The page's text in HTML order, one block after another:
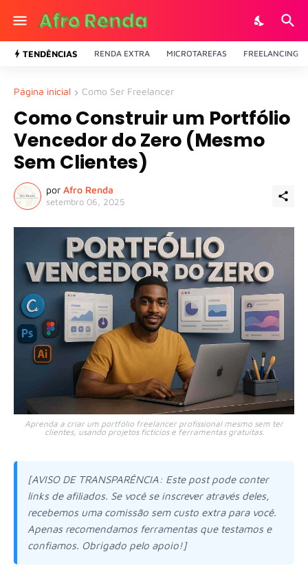
TENDÊNCIAS RENDA EXTRA MICROTAREFAS FREELANCING
Página inicial Como Ser Freelancer
Como Construir um Portfólio
Vencedor do Zero (Mesmo
Sem Clientes)
por Afro Renda
setembro 06, 2025
Aprenda a criar um portfólio freelancer profissional mesmo sem ter
clientes, usando projetos fictícios e ferramentas gratuitas.
[AVISO DE TRANSPARÊNCIA: Este post pode conter
links de afiliados. Se você se inscrever através deles,
recebemos uma comissão sem custo extra para você.
Apenas recomendamos ferramentas que testamos e
confiamos. Obrigado pelo apoio!]